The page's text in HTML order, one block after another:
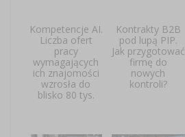
Kompetencje AI.
Liczba ofert
pracy
wymagających
ich znajomości
wzrosła do
blisko 80 tys.
Kontrakty B2B
pod lupą PIP.
Jak przygotować
firmę do
nowych
kontroli?